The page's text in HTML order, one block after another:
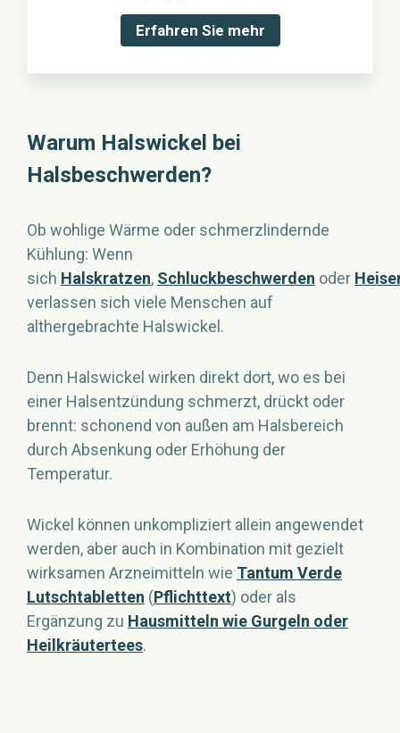
Erfahren Sie mehr
Warum Halswickel bei
Halsbeschwerden?
Ob wohlige Wärme oder schmerzlindernde
Kühlung: Wenn
sich Halskratzen, Schluckbeschwerden oder
verlassen sich viele Menschen auf
althergebrachte Halswickel.
Denn Halswickel wirken direkt dort, wo es bei
einer Halsentzündung schmerzt, drückt oder
brennt: schonend von außen am Halsbereich
durch Absenkung oder Erhöhung der
Temperatur.
Wickel können unkompliziert allein angewendet
werden, aber auch in Kombination mit gezielt
wirksamen Arzneimitteln wie Tantum Verde
Lutschtabletten (Pflichttext) oder als
Ergänzung zu Hausmitteln wie Gurgeln oder
Heilkräutertees.